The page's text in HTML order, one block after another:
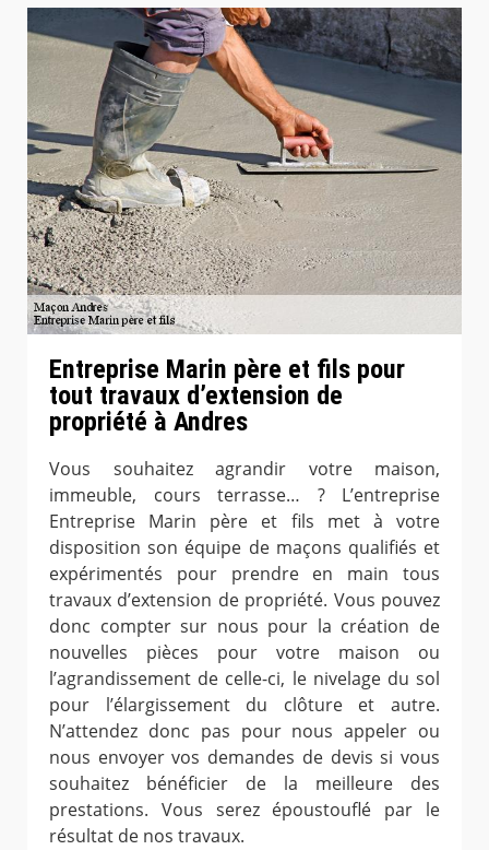
Entreprise Marin père et fils pour
tout travaux d’extension de
propriété à Andres
Vous souhaitez agrandir votre maison,
immeuble, cours terrasse… ? L’entreprise
Entreprise Marin père et fils met à votre
disposition son équipe de maçons qualifiés et
expérimentés pour prendre en main tous
travaux d’extension de propriété. Vous pouvez
donc compter sur nous pour la création de
nouvelles pièces pour votre maison ou
l’agrandissement de celle-ci, le nivelage du sol
pour l’élargissement du clôture et autre.
N’attendez donc pas pour nous appeler ou
nous envoyer vos demandes de devis si vous
souhaitez bénéficier de la meilleure des
prestations. Vous serez époustouflé par le
résultat de nos travaux.